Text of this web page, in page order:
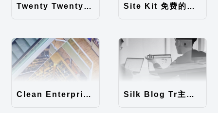
Twenty Twenty-Five 免费的WordPress内容主题 Site Kit 免费的WordPress数据统计插件
Clean Enterprise主题汉化包 Silk Blog Tr主题汉化包